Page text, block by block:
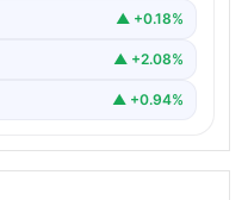
▲ +2.08%
▲ +0.94%
Haberi: Forvet İçin